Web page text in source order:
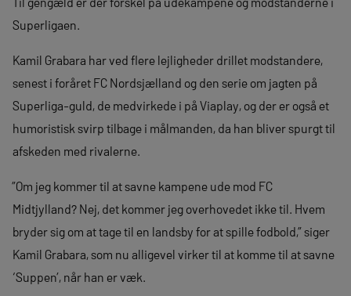
Superligaen.
Kamil Grabara har ved flere lejligheder drillet modstandere,
senest i foråret FC Nordsjælland og den serie om jagten på
Superliga-guld, de medvirkede i på Viaplay, og der er også et
humoristisk svirp tilbage i målmanden, da han bliver spurgt til
afskeden med rivalerne.
”Om jeg kommer til at savne kampene ude mod FC
Midtjylland? Nej, det kommer jeg overhovedet ikke til. Hvem
bryder sig om at tage til en landsby for at spille fodbold,” siger
Kamil Grabara, som nu alligevel virker til at komme til at savne
‘Suppen’, når han er væk.